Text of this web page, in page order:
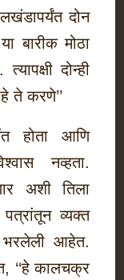
दोन
बारीक मोठा
दोन्ही
ते करणे’’
होता आणि
नव्हता.
अशी तिला
पत्रांतून व्यक्त
भरलेली आहेत.
‘‘हे कालचक्र